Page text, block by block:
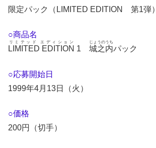
限定パック（LIMITED EDITION 第1弾）
○商品名
LIMITED EDITION
リミテッド エディション
1 城之内
じょうのうち
パック
○応募開始日
1999年4月13日（火）
○価格
200円（切手）